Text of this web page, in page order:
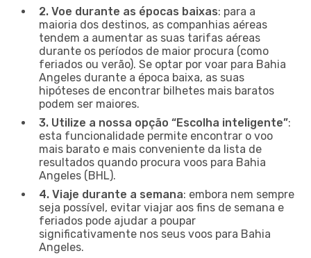
2. Voe durante as épocas baixas: para a
maioria dos destinos, as companhias aéreas
tendem a aumentar as suas tarifas aéreas
durante os períodos de maior procura (como
feriados ou verão). Se optar por voar para Bahia
Angeles durante a época baixa, as suas
hipóteses de encontrar bilhetes mais baratos
podem ser maiores.
3. Utilize a nossa opção “Escolha inteligente”:
esta funcionalidade permite encontrar o voo
mais barato e mais conveniente da lista de
resultados quando procura voos para Bahia
Angeles (BHL).
4. Viaje durante a semana: embora nem sempre
seja possível, evitar viajar aos fins de semana e
feriados pode ajudar a poupar
significativamente nos seus voos para Bahia
Angeles.